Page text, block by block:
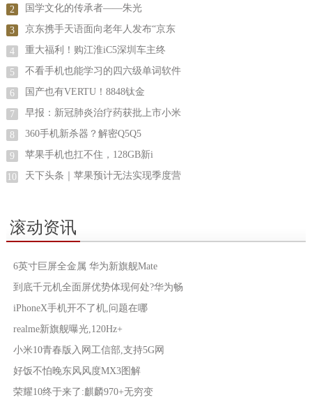
2 国学文化的传承者——朱光
3 京东携手天语面向老年人发布“京东
4 重大福利！购江淮iC5深圳车主终
5 不看手机也能学习的四六级单词软件
6 国产也有VERTU！8848钛金
7 早报：新冠肺炎治疗药获批上市小米
8 360手机新杀器？解密Q5Q5
9 苹果手机也扛不住，128GB新i
10 天下头条｜苹果预计无法实现季度营
滚动资讯
6英寸巨屏全金属 华为新旗舰Mate
到底千元机全面屏优势体现何处?华为畅
iPhoneX手机开不了机,问题在哪
realme新旗舰曝光,120Hz+
小米10青春版入网工信部,支持5G网
好饭不怕晚东风风度MX3图解
荣耀10终于来了:麒麟970+无穷变